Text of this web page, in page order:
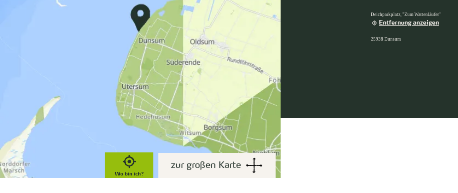
Wo bin ich?
zur großen Karte
Deichparkplatz, "Zum Wattenläufer"
Entfernung anzeigen
25938 Dunsum